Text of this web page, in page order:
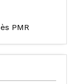
PMR